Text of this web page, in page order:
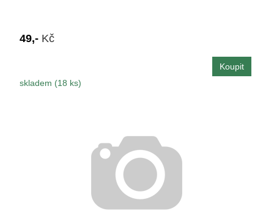
49,- Kč
skladem (18 ks)